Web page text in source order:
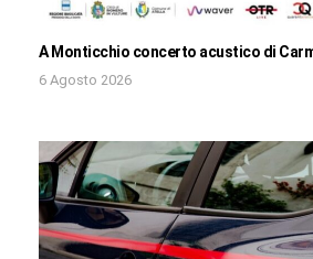
A Monticchio concerto acustico di
6 Agosto 2026